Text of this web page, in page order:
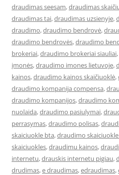
draudimas seesam,draudimas
draudimas tai,draudimas uzsienyje,
draudimo,draudimo bendrovė,
draudimo bendrovės,draudimo
brokeriai,draudimo brokeriai siauliai,
įmonės,draudimo imones lietuvoje,
kainos,draudimo kainos skaičiuoklė,
draudimo kompanija compensa,
draudimo kompanijos,draudimo
nuolaida,draudimo pasiulymai,
perrasymas,draudimo polisas,
skaiciuokle bta,draudimo
skaiciuokles,draudimu kainos,
internetu,drauskis internetu pigiau,
drudimas,e draudimas,edraudimas,